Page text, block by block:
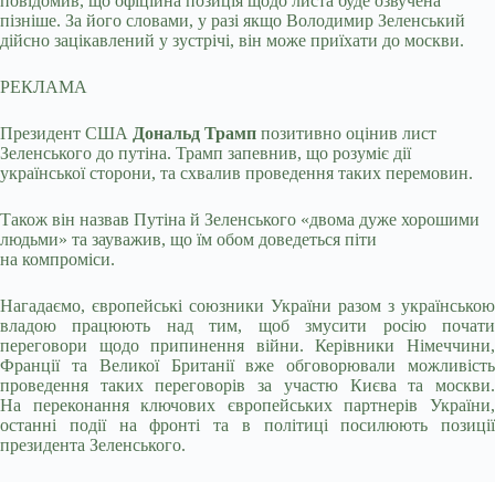
пізніше. За його словами, у разі якщо Володимир Зеленський
дійсно зацікавлений у зустрічі, він може приїхати до москви.
РЕКЛАМА
Президент США Дональд Трамп позитивно оцінив лист
Зеленського до путіна. Трамп запевнив, що розуміє дії
української сторони, та схвалив проведення таких перемовин.
Також він назвав Путіна й Зеленського «двома дуже хорошими
людьми» та зауважив, що їм обом доведеться піти
на компроміси.
Нагадаємо, європейські союзники України разом з українською
владою працюють над тим, щоб змусити росію почати
переговори щодо припинення війни. Керівники Німеччини,
Франції та Великої Британії вже обговорювали можливість
проведення таких переговорів за участю Києва та москви.
На переконання ключових європейських партнерів України,
останні події на фронті та в політиці посилюють позиції
президента Зеленського.